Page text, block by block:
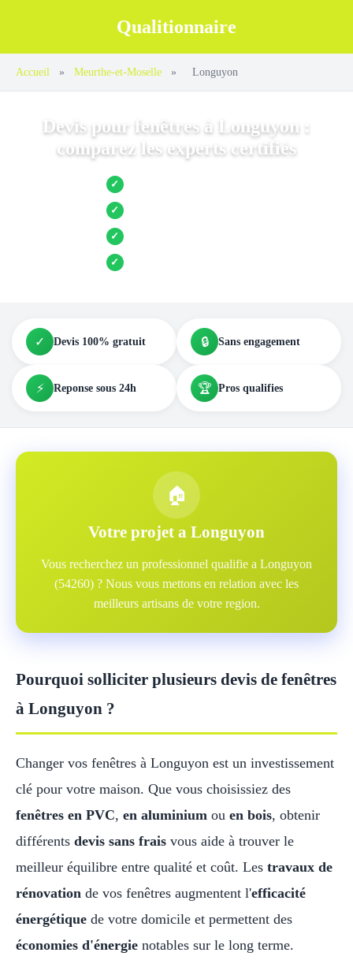
Qualitionnaire
Accueil » Meurthe-et-Moselle » Longuyon
Devis pour fenêtres à Longuyon :
comparez les experts certifiés
✓ Jusqu’à 3 devis comparés
✓ Entreprises locales vérifiées
✓ Pose garantie
✓ Aides et primes incluses
✓ Devis 100% gratuit 🔒 Sans engagement
⚡ Reponse sous 24h 🏆 Pros qualifies
🏠
Votre projet a Longuyon
Vous recherchez un professionnel qualifie a Longuyon
(54260) ? Nous vous mettons en relation avec les
meilleurs artisans de votre region.
Pourquoi solliciter plusieurs devis de fenêtres
à Longuyon ?
Changer vos fenêtres à Longuyon est un investissement
clé pour votre maison. Que vous choisissiez des
fenêtres en PVC, en aluminium ou en bois, obtenir
différents devis sans frais vous aide à trouver le
meilleur équilibre entre qualité et coût. Les travaux de
rénovation de vos fenêtres augmentent l'efficacité
énergétique de votre domicile et permettent des
économies d'énergie notables sur le long terme.